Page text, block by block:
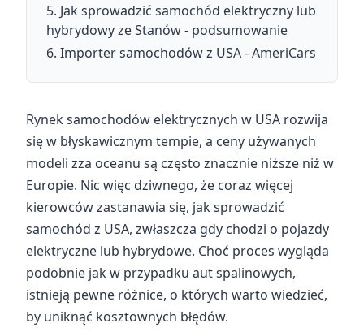
Jak sprowadzić samochód elektryczny lub
hybrydowy ze Stanów - podsumowanie
Importer samochodów z USA - AmeriCars
Rynek samochodów elektrycznych w USA rozwija
się w błyskawicznym tempie, a ceny używanych
modeli zza oceanu są często znacznie niższe niż w
Europie. Nic więc dziwnego, że coraz więcej
kierowców zastanawia się, jak sprowadzić
samochód z USA, zwłaszcza gdy chodzi o pojazdy
elektryczne lub hybrydowe. Choć proces wygląda
podobnie jak w przypadku aut spalinowych,
istnieją pewne różnice, o których warto wiedzieć,
by uniknąć kosztownych błędów.